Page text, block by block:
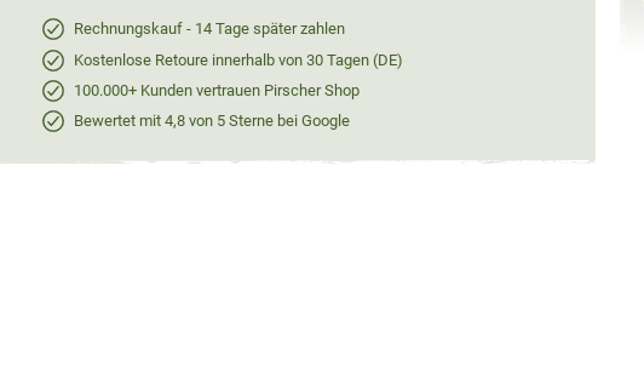
Rechnungskauf - 14 Tage später zahlen
Kostenlose Retoure innerhalb von 30 Tagen (DE)
100.000+ Kunden vertrauen Pirscher Shop
Bewertet mit 4,8 von 5 Sterne bei Google